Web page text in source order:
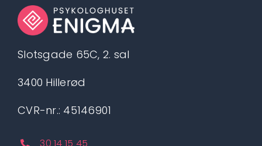
Slotsgade 65C, 2. sal
3400 Hillerød
CVR-nr.: 45146901